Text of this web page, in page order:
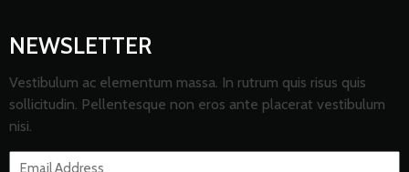
NEWSLETTER
Vestibulum ac elementum massa. In rutrum quis risus quis
sollicitudin. Pellentesque non eros ante placerat vestibulum
nisi.